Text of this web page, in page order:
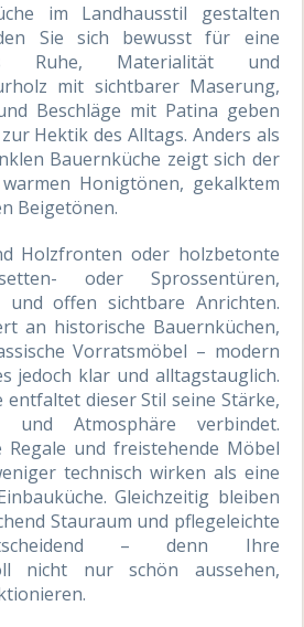
im Landhausstil gestalten
Sie sich bewusst für eine
Ruhe, Materialität und
mit sichtbarer Maserung,
Beschläge mit Patina geben
Hektik des Alltags. Anders als
Bauernküche zeigt sich der
Honigtönen, gekalktem
Beigetönen.
Holzfronten oder holzbetonte
oder Sprossentüren,
und offen sichtbare Anrichten.
an historische Bauernküchen,
Vorratsmöbel – modern
jedoch klar und alltagstauglich.
entfaltet dieser Stil seine Stärke,
Atmosphäre verbindet.
und freistehende Möbel
technisch wirken als eine
Gleichzeitig bleiben
Stauraum und pflegeleichte
– denn Ihre
nicht nur schön aussehen,